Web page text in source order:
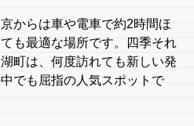
からは車や電車で約2時間ほ
も最適な場所です。四季それ
町は、何度訪れても新しい発
でも屈指の人気スポットで